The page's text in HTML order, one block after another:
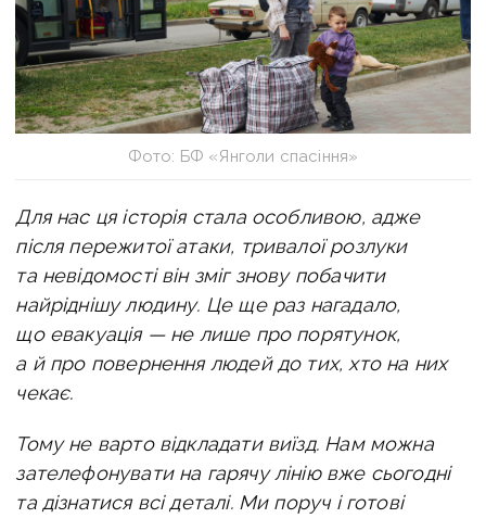
Фото: БФ «Янголи спасіння»
Для нас ця історія стала особливою, адже
після пережитої атаки, тривалої розлуки
та невідомості він зміг знову побачити
найріднішу людину. Це ще раз нагадало,
що евакуація — не лише про порятунок,
а й про повернення людей до тих, хто на них
чекає.
Тому не варто відкладати виїзд. Нам можна
зателефонувати на гарячу лінію вже сьогодні
та дізнатися всі деталі. Ми поруч і готові